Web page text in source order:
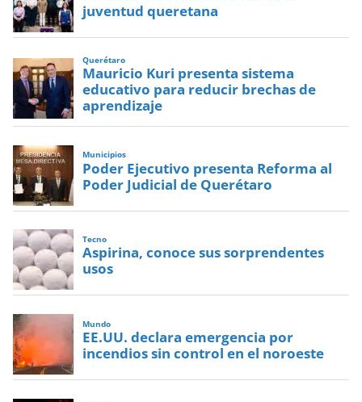
juventud queretana
Querétaro
Mauricio Kuri presenta sistema
educativo para reducir brechas de
aprendizaje
Municipios
Poder Ejecutivo presenta Reforma al
Poder Judicial de Querétaro
Tecno
Aspirina, conoce sus sorprendentes
usos
Mundo
EE.UU. declara emergencia por
incendios sin control en el noroeste